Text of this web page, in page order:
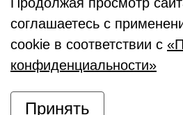
соглашаетесь с
cookie в соответствии с
конфиденциальности»
Принять